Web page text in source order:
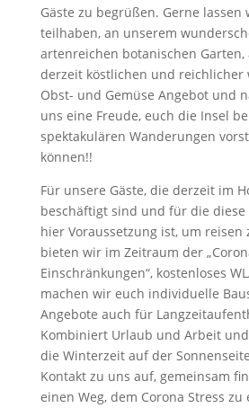
Gäste zu begrüßen. Gerne lassen
teilhaben, an unserem
artenreichen botanischen Garten,
derzeit köstlichen und reichlicher
Obst- und Gemüse Angebot und
uns eine Freude, euch die Insel
spektakulären Wanderungen
können!!
Für unsere Gäste, die derzeit im
beschäftigt sind und für die diese
hier Voraussetzung ist, um reisen
bieten wir im Zeitraum der
Einschränkungen“, kostenloses
machen wir euch individuelle
Angebote auch für
Kombiniert Urlaub und Arbeit
die Winterzeit auf der
Kontakt zu uns auf, gemeinsam
einen Weg, dem Corona Stress zu